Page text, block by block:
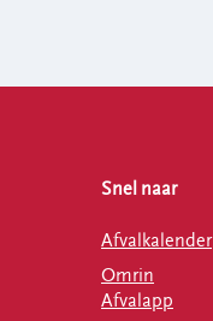
Snel naar
Afvalkalender
Omrin
Afvalapp